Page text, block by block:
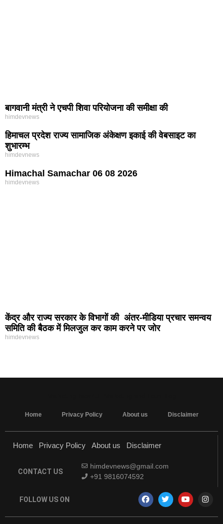
बागवानी मंत्री ने एचपी शिवा परियोजना की समीक्षा की
himdevnews
हिमाचल प्रदेश राज्य सामाजिक अंकेक्षण इकाई की वेबसाइट का
शुभारम्भ
himdevnews
Himachal Samachar 06 08 2026
himdevnews
केंद्र और राज्य सरकार के विभागों की अंतर-मीडिया प्रचार समन्वय
समिति की बैठक में मिलजुल कर काम करने पर जोर
himdevnews
Home Privacy Policy About us Disclaimer
Home Privacy Policy About us Disclaimer
CONTACT US
himdevnews@gmail.com
+91 9816074592
FOLLOW US ON